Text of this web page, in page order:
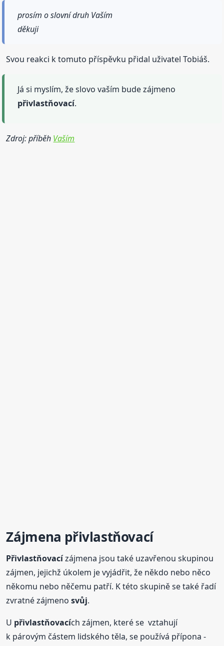
prosím o slovní druh Vaším
děkuji
Svou reakci k tomuto příspěvku přidal uživatel Tobiáš.
Já si myslím, že slovo vaším bude zájmeno
přivlastňovací.
Zdroj: příběh Vaším
Zájmena přivlastňovací
Přivlastňovacízájmena jsou také uzavřenou skupinou
zájmen, jejichž úkolem je vyjádřit, že někdo nebo něco
někomu nebo něčemu patří. K této skupině se také řadí
zvratné zájmenosvůj.
U přivlastňovacích zájmen, které se vztahují
k párovým částem lidského těla, se používá přípona -